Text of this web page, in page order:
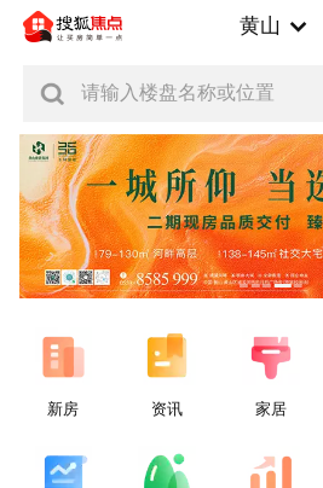
黄山
请输入楼盘名称或位置
新房 资讯 家居